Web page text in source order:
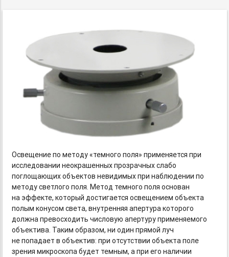
Освещение по методу «темного поля» применяется при
исследовании неокрашенных прозрачных слабо
поглощающих объектов невидимых при наблюдении по
методу светлого поля. Метод темного поля основан
на эффекте, который достигается освещением объекта
полым конусом света, внутренняя апертура которого
должна превосходить числовую апертуру применяемого
объектива. Таким образом, ни один прямой луч
не попадает в объектив: при отсутствии объекта поле
зрения микроскопа будет темным, а при его наличии